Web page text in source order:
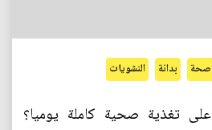
صحة بدانة النشويات
تغذية صحية كاملة يوميا؟